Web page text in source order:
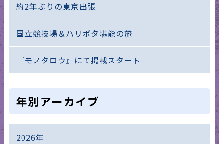
約2年ぶりの東京出張
国立競技場＆ハリポタ堪能の旅
『モノタロウ』にて掲載スタート
年別アーカイブ
2026年